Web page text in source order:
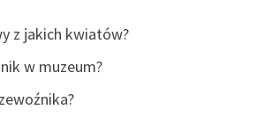
z jakich kwiatów?
w muzeum?